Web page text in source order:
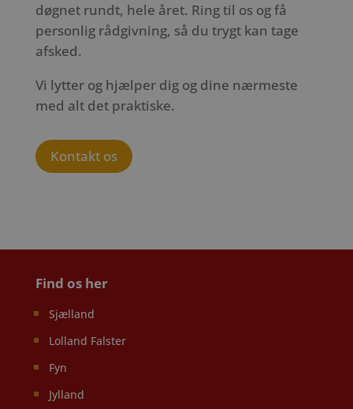
døgnet rundt, hele året. Ring til os og få
personlig rådgivning, så du trygt kan tage
afsked.
Vi lytter og hjælper dig og dine nærmeste
med alt det praktiske.
Kontakt os
Find os her
Sjælland
Lolland Falster
Fyn
Jylland